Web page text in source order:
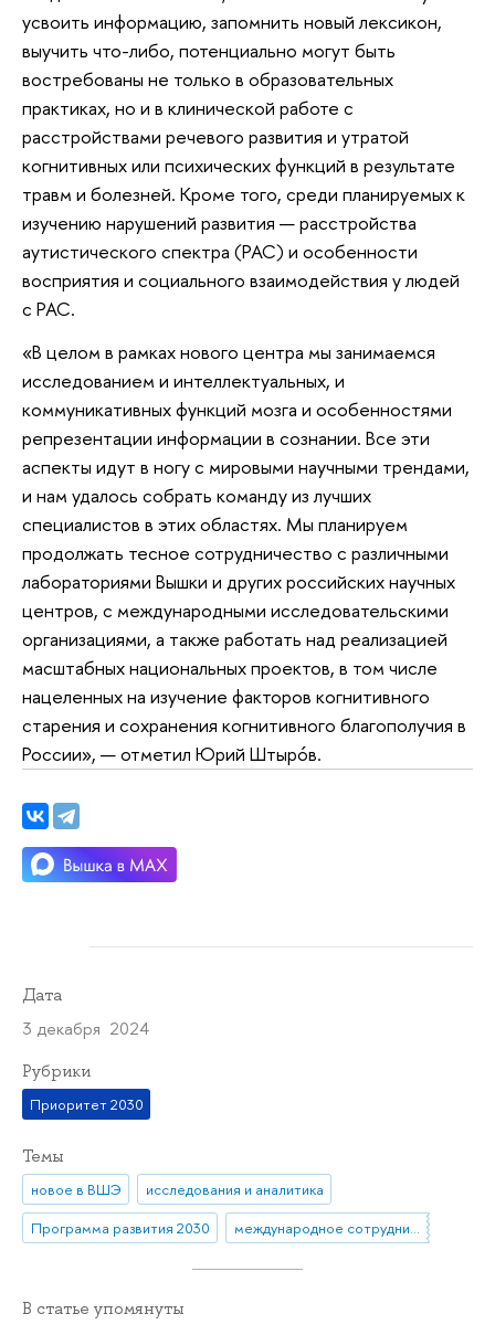
усвоить информацию, запомнить новый лексикон,
выучить что-либо, потенциально могут быть
востребованы не только в образовательных
практиках, но и в клинической работе с
расстройствами речевого развития и утратой
когнитивных или психических функций в результате
травм и болезней. Кроме того, среди планируемых к
изучению нарушений развития — расстройства
аутистического спектра (РАС) и особенности
восприятия и социального взаимодействия у людей
с РАС.
«В целом в рамках нового центра мы занимаемся
исследованием и интеллектуальных, и
коммуникативных функций мозга и особенностями
репрезентации информации в сознании. Все эти
аспекты идут в ногу с мировыми научными трендами,
и нам удалось собрать команду из лучших
специалистов в этих областях. Мы планируем
продолжать тесное сотрудничество с различными
лабораториями Вышки и других российских научных
центров, с международными исследовательскими
организациями, а также работать над реализацией
масштабных национальных проектов, в том числе
нацеленных на изучение факторов когнитивного
старения и сохранения когнитивного благополучия в
России», — отметил Юрий Штырóв.
Дата
3 декабря 2024
Рубрики
Приоритет 2030
Темы
новое в ВШЭ
исследования и аналитика
Программа развития 2030
международное сотрудничество
В статье упомянуты